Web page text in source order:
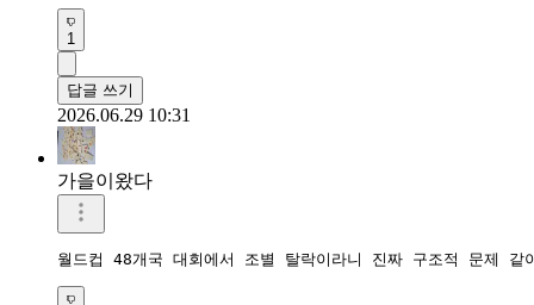
1
답글 쓰기
2026.06.29 10:31
가을이왔다
월드컵 48개국 대회에서 조별 탈락이라니 진짜 구조적 문제